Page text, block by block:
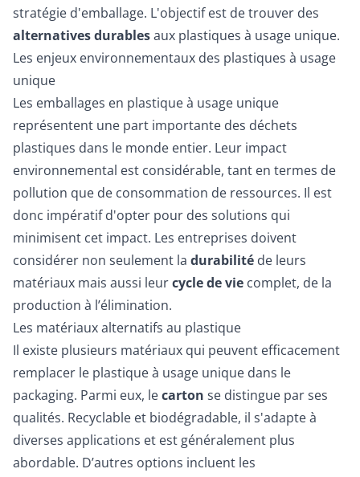
stratégie d'emballage. L'objectif est de trouver des
alternatives durablesaux plastiques à usage unique.
Les enjeux environnementaux des plastiques à usage
unique
Les emballages en plastique à usage unique
représentent une part importante des déchets
plastiques dans le monde entier. Leur impact
environnemental est considérable, tant en termes de
pollution que de consommation de ressources. Il est
donc impératif d'opter pour des solutions qui
minimisent cet impact. Les entreprises doivent
considérer non seulement la durabilité de leurs
matériaux mais aussi leurcycle de vie complet, de la
production à l’élimination.
Les matériaux alternatifs au plastique
Il existe plusieurs matériaux qui peuvent efficacement
remplacer le plastique à usage unique dans le
packaging. Parmi eux, lecarton se distingue par ses
qualités. Recyclable et biodégradable, il s'adapte à
diverses applications et est généralement plus
abordable. D’autres options incluent les